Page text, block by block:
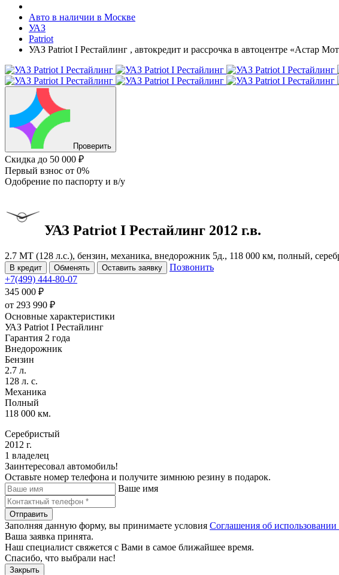
Авто в наличии в Москве
УАЗ
Patriot
УАЗ Patriot I Рестайлинг , автокредит и рассрочка в автоцентре «Астар
Проверить
Скидка до 50 000 ₽
Первый взнос от 0%
Одобрение по паспорту и в/у
УАЗ Patriot I Рестайлинг 2012 г.в.
2.7 MT (128 л.с.), бензин, механика, внедорожник 5д., 118 000 км, полный,
В кредит Обменять Оставить заявку
Позвонить
+7(499) 444-80-07
345 000 ₽
от 293 990 ₽
Основные характеристики
УАЗ Patriot I Рестайлинг
Гарантия 2 года
Внедорожник
Бензин
2.7 л.
128 л. с.
Механика
Полный
118 000 км.
Серебристый
2012 г.
1 владелец
Заинтересовал автомобиль!
Оставьте номер телефона и получите зимнюю резину в подарок.
Ваше имя
Отправить
Заполняя данную форму, вы принимаете условия Соглашения об использовании
Ваша заявка принята.
Наш специалист свяжется с Вами в самое ближайшее время.
Спасибо, что выбрали нас!
Закрыть